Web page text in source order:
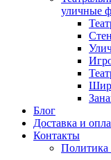
уличные
Блог
Доставка и
Контакты
Политика